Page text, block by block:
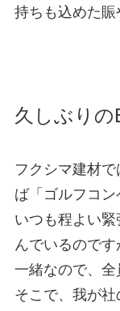
持ちも込めた
久しぶりの
フクシマ建材
ば「ゴルフコン
いつも程よい
んでいるので
⼀緒なので、全
そこで、我が